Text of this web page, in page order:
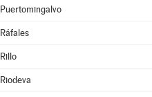
Puertomingalvo
Ráfales
Rillo
Riodeva